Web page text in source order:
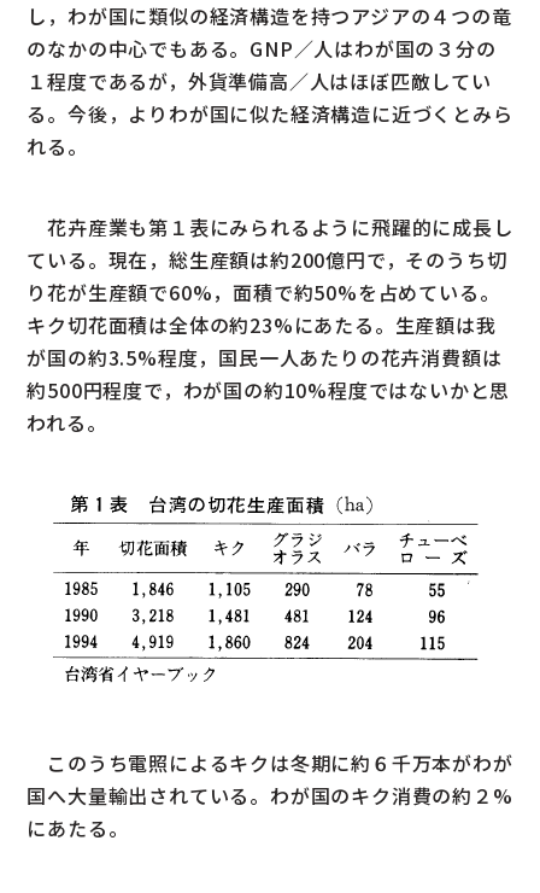
し，わが国に類似の経済構造を持つアジアの４つの竜
のなかの中心でもある。GNP／人はわが国の３分の
１程度であるが，外貨準備高／人はほぼ匹敵してい
る。今後，よりわが国に似た経済構造に近づくとみら
れる。
花卉産業も第１表にみられるように飛躍的に成長し
ている。現在，総生産額は約200億円で，そのうち切
り花が生産額で60%，面積で約50%を占めている。
キク切花面積は全体の約23%にあたる。生産額は我
が国の約3.5%程度，国民一人あたりの花卉消費額は
約500円程度で，わが国の約10%程度ではないかと思
われる。
このうち電照によるキクは冬期に約６千万本がわが
国へ大量輸出されている。わが国のキク消費の約２%
にあたる。